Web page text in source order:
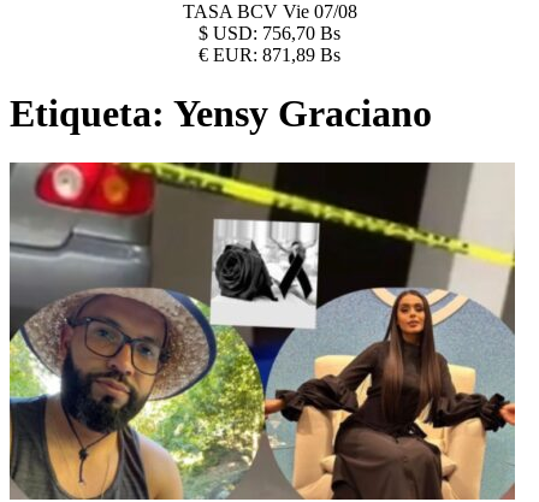
TASA BCV Vie 07/08
$ USD: 756,70 Bs
€ EUR: 871,89 Bs
Etiqueta: Yensy Graciano